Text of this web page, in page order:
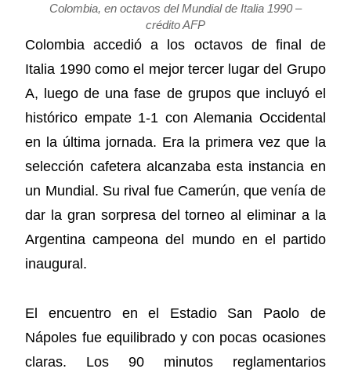
Colombia, en octavos del Mundial de Italia 1990 –
crédito AFP
Colombia accedió a los octavos de final de
Italia 1990 como el mejor tercer lugar del Grupo
A, luego de una fase de grupos que incluyó el
histórico empate 1-1 con Alemania Occidental
en la última jornada. Era la primera vez que la
selección cafetera alcanzaba esta instancia en
un Mundial. Su rival fue Camerún, que venía de
dar la gran sorpresa del torneo al eliminar a la
Argentina campeona del mundo en el partido
inaugural.
El encuentro en el Estadio San Paolo de
Nápoles fue equilibrado y con pocas ocasiones
claras. Los 90 minutos reglamentarios